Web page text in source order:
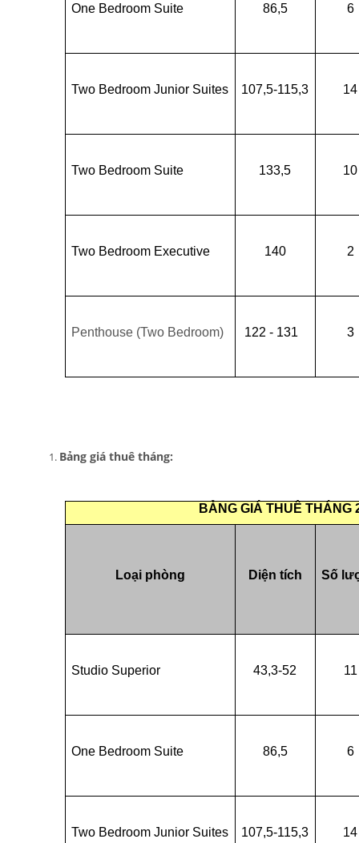
One Bedroom Suite 86,5 6
Two Bedroom Junior Suites 107,5-115,3 14
Two Bedroom Suite 133,5 10
Two Bedroom Executive 140 2
Penthouse (Two Bedroom) 122 - 131 3
Bảng giá thuê tháng:
BẢNG GIÁ THUÊ THÁNG
Loại phòng Diện tích Số
Studio Superior 43,3-52 11
One Bedroom Suite 86,5 6
Two Bedroom Junior Suites 107,5-115,3 14